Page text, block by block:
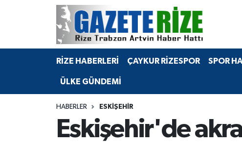
RİZE HABERLERİ ÇAYKUR RİZESPOR SPOR
ÜLKE GÜNDEMİ
HABERLER ESKIŞEHIR
Eskişehir'de
BÖLGEMİZ
Rize Jandarma Komutanlığı
Bilim Teknoloji
Merkez Nöbetçi Eczaneler
Merkez Hava Durumu
Merkez Trafik Yoğunluk Haritası
Süper Lig Puan Durumu ve Fikstür
Tüm Manşetler